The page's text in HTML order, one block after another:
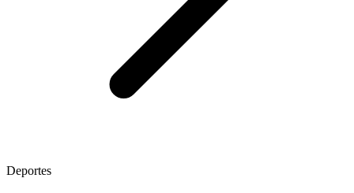
Deportes